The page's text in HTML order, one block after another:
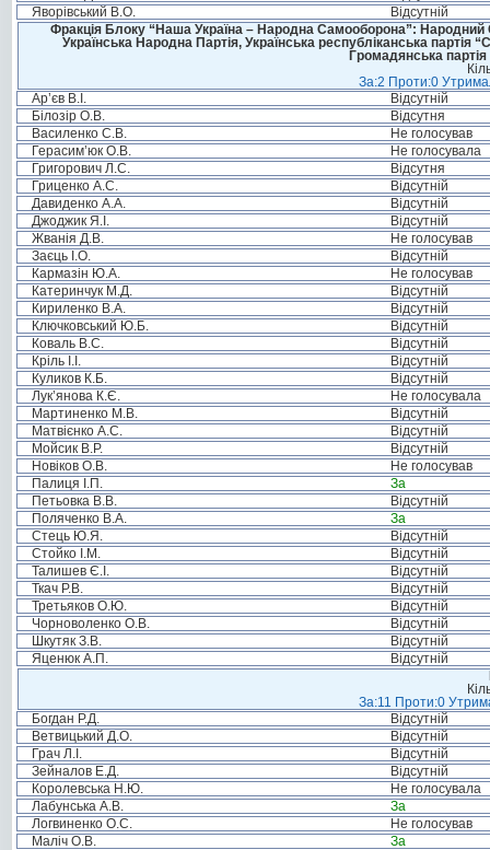
Яворівський В.О.
Відсутній
Фракція Блоку “Наша Україна – Народна Самооборона”: Народний
Українська Народна Партія, Українська республіканська
Громадянська
За:2 Проти:0
Ар’єв В.І.
Відсутній
Білозір О.В.
Відсутня
Василенко С.В.
Не голосував
Герасим’юк О.В.
Не голосувала
Григорович Л.С.
Відсутня
Гриценко А.С.
Відсутній
Давиденко А.А.
Відсутній
Джоджик Я.І.
Відсутній
Жванія Д.В.
Не голосував
Заєць І.О.
Відсутній
Кармазін Ю.А.
Не голосував
Катеринчук М.Д.
Відсутній
Кириленко В.А.
Відсутній
Ключковський Ю.Б.
Відсутній
Коваль В.С.
Відсутній
Кріль І.І.
Відсутній
Куликов К.Б.
Відсутній
Лук’янова К.Є.
Не голосувала
Мартиненко М.В.
Відсутній
Матвієнко А.С.
Відсутній
Мойсик В.Р.
Відсутній
Новіков О.В.
Не голосував
Палиця І.П.
За
Петьовка В.В.
Відсутній
Поляченко В.А.
За
Стець Ю.Я.
Відсутній
Стойко І.М.
Відсутній
Талишев Є.І.
Відсутній
Ткач Р.В.
Відсутній
Третьяков О.Ю.
Відсутній
Чорноволенко О.В.
Відсутній
Шкутяк З.В.
Відсутній
Яценюк А.П.
Відсутній
За:11 Проти:0
Богдан Р.Д.
Відсутній
Ветвицький Д.О.
Відсутній
Грач Л.І.
Відсутній
Зейналов Е.Д.
Відсутній
Королевська Н.Ю.
Не голосувала
Лабунська А.В.
За
Логвиненко О.С.
Не голосував
Маліч О.В.
За